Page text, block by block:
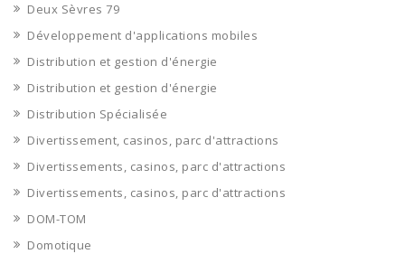
Deux Sèvres 79
Développement d'applications mobiles
Distribution et gestion d'énergie
Distribution et gestion d'énergie
Distribution Spécialisée
Divertissement, casinos, parc d'attractions
Divertissements, casinos, parc d'attractions
Divertissements, casinos, parc d'attractions
DOM-TOM
Domotique